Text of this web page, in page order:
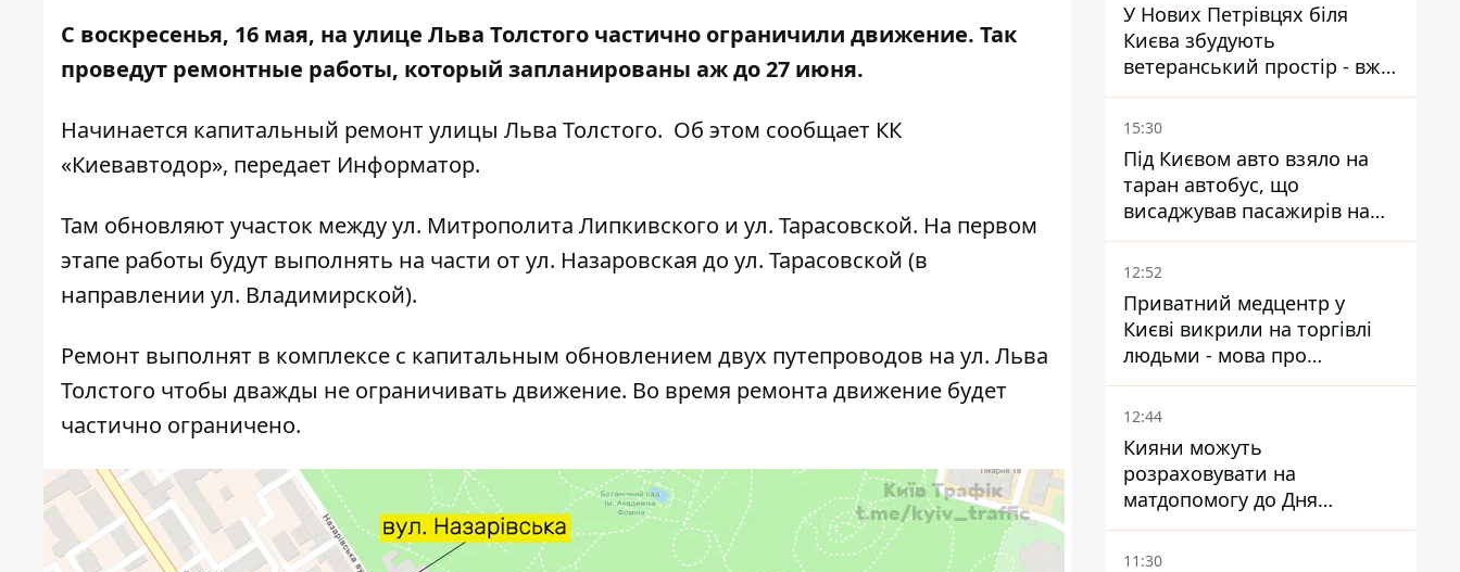
С воскресенья, 16 мая, на улице Льва Толстого частично ограничили движение. Так
проведут ремонтные работы, который запланированы аж до 27 июня.
Начинается капитальный ремонт улицы Льва Толстого. Об этом сообщает КК
«Киевавтодор», передает Информатор.
Там обновляют участок между ул. Митрополита Липкивского и ул. Тарасовской. На первом
этапе работы будут выполнять на части от ул. Назаровская до ул. Тарасовской (в
направлении ул. Владимирской).
Ремонт выполнят в комплексе с капитальным обновлением двух путепроводов на ул. Льва
Толстого чтобы дважды не ограничивать движение. Во время ремонта движение будет
частично ограничено.
У Нових Петрівцях біля
Києва збудують
ветеранський простір - вже
знайшли проєктанта
15:30
Під Києвом авто взяло на
таран автобус, що
висаджував пасажирів на
зупинці - пасажирка в
лікарні
12:52
Приватний медцентр у
Києві викрили на торгівлі
людьми - мова про
сурогатне материнство
12:44
Кияни можуть
розраховувати на
матдопомогу до Дня
незалежності - кому її
дадуть
11:30